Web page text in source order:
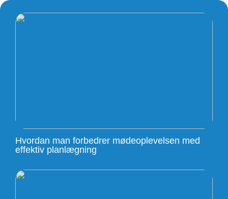
Hvordan man forbedrer mødeoplevelsen med
effektiv planlægning